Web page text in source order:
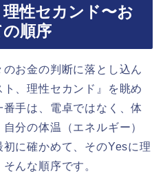
性セカンド〜お
順序
お金の判断に落とし込ん
、理性セカンド』を眺め
手は、電卓ではなく、体
分の体温（エネルギー）
に確かめて、そのYesに理
んな順序です。